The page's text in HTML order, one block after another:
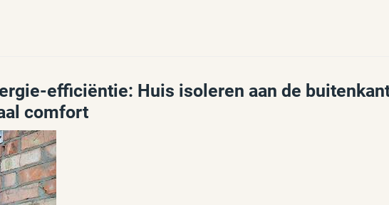
efficiëntie: Huis isoleren aan de
comfort